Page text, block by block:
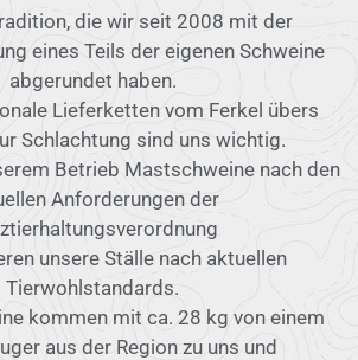
die wir seit 2008 mit der
eines Teils der eigenen Schweine
abgerundet haben.
Lieferketten vom Ferkel übers
Schlachtung sind uns wichtig.
Betrieb Mastschweine nach den
Anforderungen der
unsere Ställe nach aktuellen
Tierwohlstandards.
kommen mit ca. 28 kg von einem
aus der Region zu uns und